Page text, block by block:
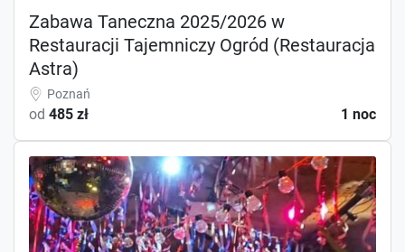
Zabawa Taneczna 2025/2026 w
Restauracji Tajemniczy Ogród (Restauracja
Astra)
Poznań
od 485 zł 1 noc